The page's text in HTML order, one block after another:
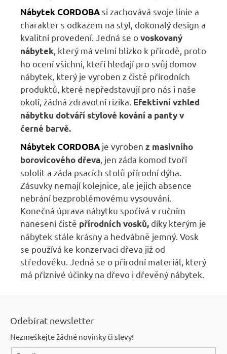
NábytekCORDOBA si zachovává svoje linie a
charakter s odkazem na styl, dokonalý design a
kvalitní provedení. Jedná se ovoskovaný
nábytek, který má velmi blízko k přírodě, proto
ho ocení všichni, kteří hledají pro svůj domov
nábytek, který je vyroben z čistě přírodních
produktů, které nepředstavují pro nás i naše
okolí, žádná zdravotní rizika. Efektivní vzhled
nábytku dotváří stylové kování a panty v
černé barvě.
NábytekCORDOBA je vyroben z masivního
borovicového dřeva, jen záda komod tvoří
sololit a záda psacích stolů přírodní dýha.
Zásuvky nemají kolejnice, ale jejich absence
nebrání bezproblémovému vysouvání.
Konečná úprava nábytku spočívá v ručním
nanesení čistě přírodních vosků,díky kterým je
nábytek stále krásny a hedvábně jemný. Vosk
se používá ke konzervaci dřeva již od
středověku. Jedná se o přírodní materiál, který
má příznivé účinky na dřevo i dřevěný nábytek.
Odebírat newsletter
Nezmeškejte žádné novinky či slevy!